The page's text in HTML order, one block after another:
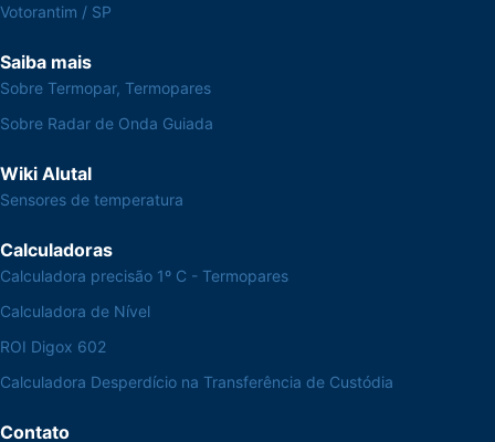
Votorantim / SP
Saiba mais
Sobre Termopar, Termopares
Sobre Radar de Onda Guiada
Wiki Alutal
Sensores de temperatura
Calculadoras
Calculadora precisão 1º C - Termopares
Calculadora de Nível
ROI Digox 602
Calculadora Desperdício na Transferência de Custódia
Contato